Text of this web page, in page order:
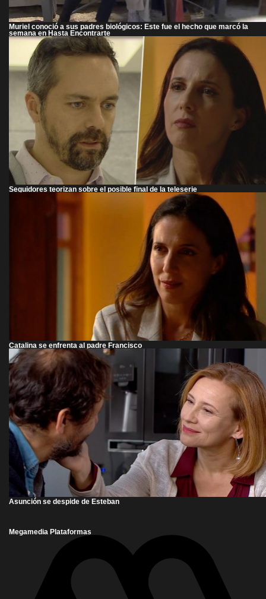
Muriel conoció a sus padres biológicos: Este fue el hecho que marcó la
semana en Hasta Encontrarte
Seguidores teorizan sobre el posible final de la teleserie
Catalina se enfrenta al padre Francisco
Asunción se despide de Esteban
Megamedia Plataformas